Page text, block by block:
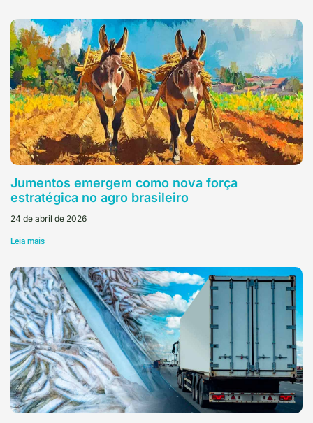
Jumentos emergem como nova força
estratégica no agro brasileiro
24 de abril de 2026
Leia mais